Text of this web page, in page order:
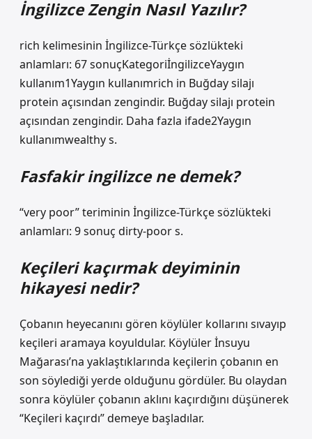
İngilizce Zengin Nasıl Yazılır?
rich kelimesinin İngilizce-Türkçe sözlükteki
anlamları: 67 sonuçKategoriİngilizceYaygın
kullanım1Yaygın kullanımrich in Buğday silajı
protein açısından zengindir. Buğday silajı protein
açısından zengindir. Daha fazla ifade2Yaygın
kullanımwealthy s.
Fasfakir ingilizce ne demek?
“very poor” teriminin İngilizce-Türkçe sözlükteki
anlamları: 9 sonuç dirty-poor s.
Keçileri kaçırmak deyiminin
hikayesi nedir?
Çobanın heyecanını gören köylüler kollarını sıvayıp
keçileri aramaya koyuldular. Köylüler İnsuyu
Mağarası’na yaklaştıklarında keçilerin çobanın en
son söylediği yerde olduğunu gördüler. Bu olaydan
sonra köylüler çobanın aklını kaçırdığını düşünerek
“Keçileri kaçırdı” demeye başladılar.